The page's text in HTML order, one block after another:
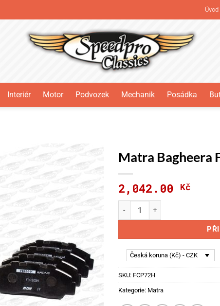
Úvod
Interiér Motor Podvozek Mechanik Posádka
Matra Bagheera
2,042.00 Kč
Matra Bagheera Ferodo DS
Česká koruna (Kč) - CZK
SKU: FCP72H
Kategorie: Matra